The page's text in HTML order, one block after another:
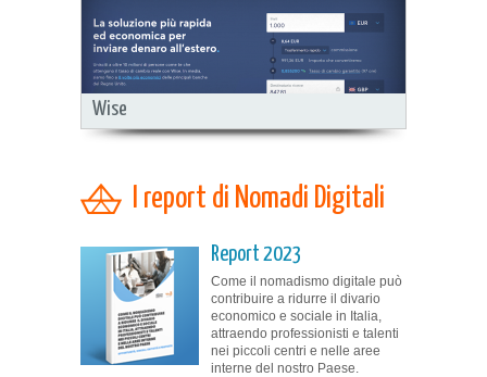
Wise
I report di Nomadi Digitali
Report 2023
Come il nomadismo digitale può
contribuire a ridurre il divario
economico e sociale in Italia,
attraendo professionisti e talenti
nei piccoli centri e nelle aree
interne del nostro Paese.